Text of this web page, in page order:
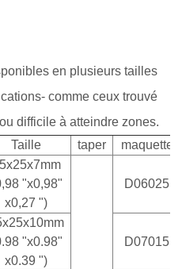
en plusieurs tailles
comme ceux trouvé
difficile à atteindre zones.
Taille taper maquette
"x0,98"
x0,27 ")
D06025
"x0.98"
x0.39 ")
D07015